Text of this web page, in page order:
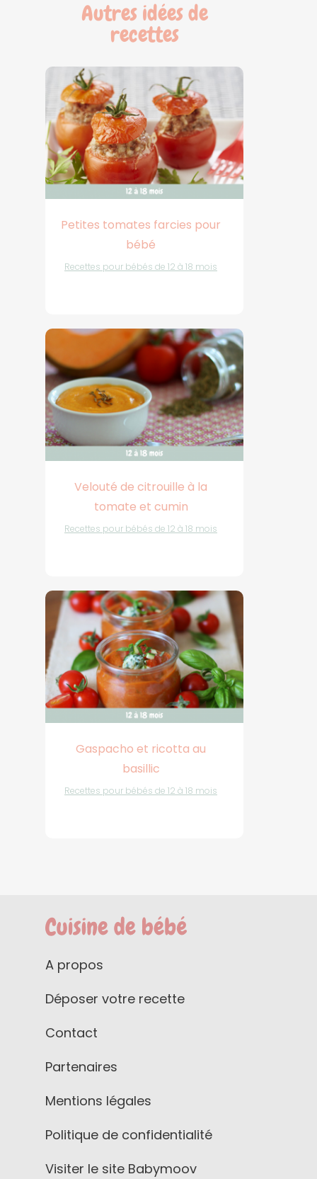
Autres idées de
recettes
Petites tomates farcies pour
bébé
Recettes pour bébés de 12 à 18 mois
Velouté de citrouille à la
tomate et cumin
Recettes pour bébés de 12 à 18 mois
Gaspacho et ricotta au
basillic
Recettes pour bébés de 12 à 18 mois
A propos
Déposer votre recette
Contact
Partenaires
Mentions légales
Politique de confidentialité
Visiter le site Babymoov